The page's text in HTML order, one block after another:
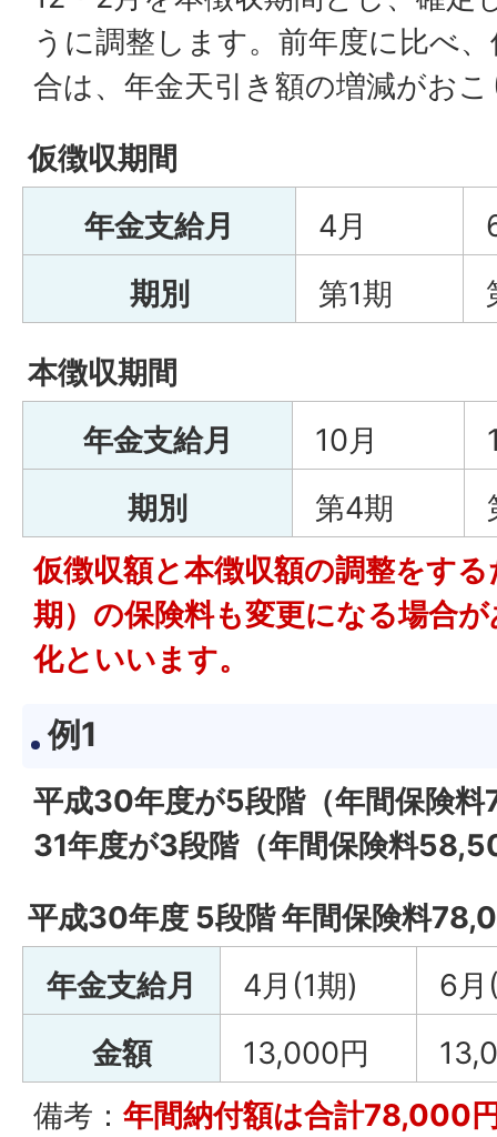
うに調整します。前年度に比べ
合は、年金天引き額の増減がお
仮徴収期間
年金支給月
4月
期別
第1期
本徴収期間
年金支給月
10月
期別
第4期
仮徴収額と本徴収額の調整をす
期）の保険料も変更になる場合
化といいます。
例1
平成30年度が5段階（年間保険
31年度が3段階（年間保険料
平成30年度 5段階 年間保険料
年金支給月
4月(1期)
6月
金額
13,000円
備考： 年間納付額は合計78,000